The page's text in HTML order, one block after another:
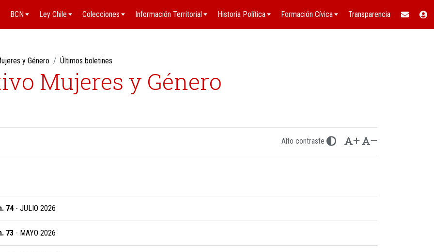
BCN Ley Chile Colecciones Información Territorial Historia Política Formación Cívica Transparencia
y Género Últimos boletines
Mujeres y Género
Alto contraste
74- JULIO 2026
73 - MAYO 2026